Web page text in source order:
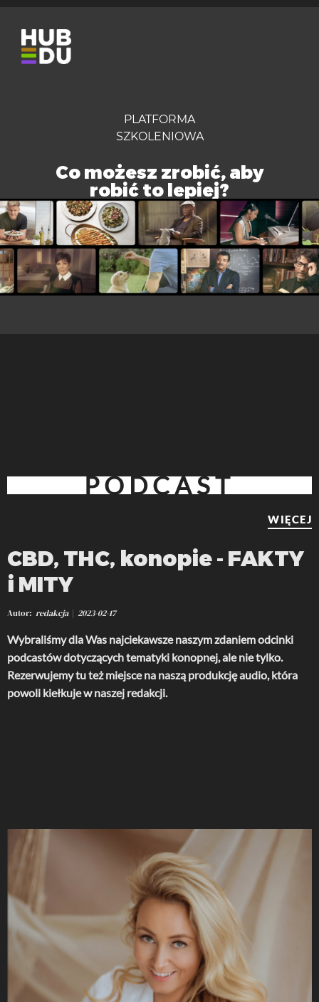
PLATFORMA
SZKOLENIOWA
Co możesz zrobić, aby
robić to lepiej?
PODCAST
WIĘCEJ
CBD, THC, konopie - FAKTY
i MITY
Autor redakcja 2023-02-17
Wybraliśmy dla Was najciekawsze naszym zdaniem odcinki
podcastów dotyczących tematyki konopnej, ale nie tylko.
Rezerwujemy tu też miejsce na naszą produkcję audio, która
powoli kiełkuje w naszej redakcji.